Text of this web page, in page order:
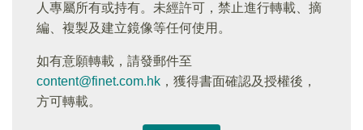
人專屬所有或持有。未經許可，禁止進行轉載、摘
編、複製及建立鏡像等任何使用。
如有意願轉載，請發郵件至
content@finet.com.hk ，獲得書面確認及授權後，
方可轉載。